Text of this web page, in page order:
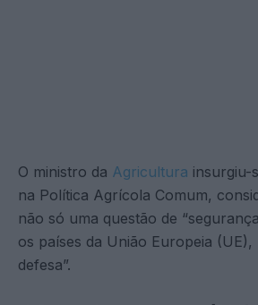
O ministro da Agricultura insurgiu-
na Política Agrícola Comum,
não só uma questão de
os países da União Europeia (UE),
defesa”.